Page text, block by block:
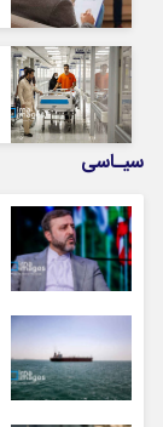
مرا به خاطر بسپار
سیـاسی